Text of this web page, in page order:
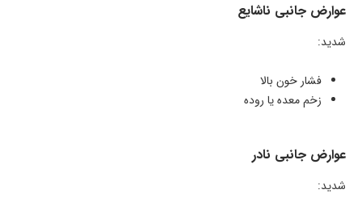
عوارض جانبی ناشایع
شدید:
فشار خون بالا
زخم معده یا روده
عوارض جانبی نادر
شدید: